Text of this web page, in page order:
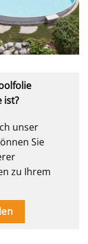
ist?
unser
Sie
zu Ihrem